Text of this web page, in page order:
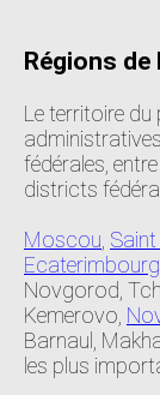
Régions de
Le territoire du
fédérales,
districts
Moscou,
Ecaterimbourg
Novgorod,
Kemerovo,
Barnaul,
les plus